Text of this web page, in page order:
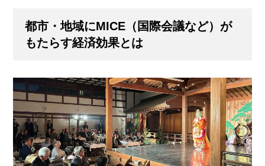
都市・地域にMICE（国際会議など）が
もたらす経済効果とは